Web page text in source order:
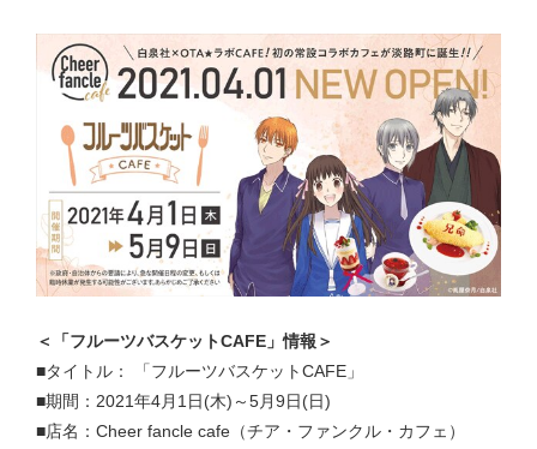
＜「フルーツバスケットCAFE」情報＞
■タイトル： 「フルーツバスケットCAFE」
■期間：2021年4月1日(木)～5月9日(日)
■店名：Cheer fancle cafe（チア・ファンクル・カフェ）